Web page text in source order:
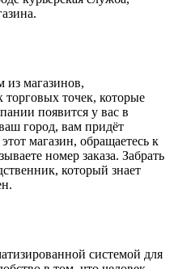
из магазинов,
точек, которые
появится у вас в
город, вам придёт
магазин, обращаетесь к
номер заказа. Забрать
который знает
системой для